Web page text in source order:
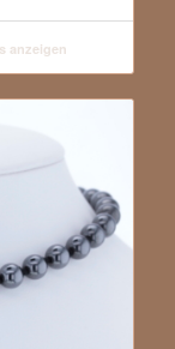
anzeigen